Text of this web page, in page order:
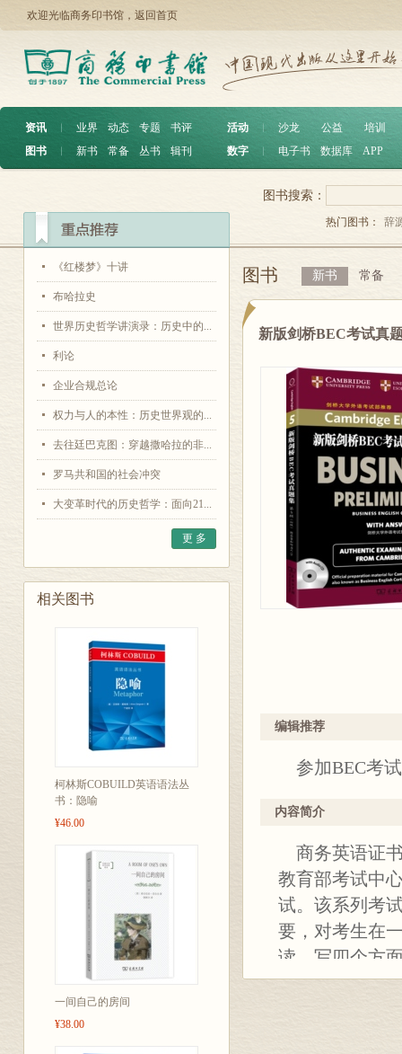
欢迎光临商务印书馆， 返回首页
资讯 ︱ 业界 动态 专题
书评
图书
︱ 新书 常备 丛书 辑刊
活动 沙龙 公益
培训
数字
电子书 数据库 APP
《红楼梦》十讲
布哈拉史
世界历史哲学讲演录：历史中的...
利论
企业合规总论
权力与人的本性：历史世界观的...
去往廷巴克图：穿越撒哈拉的非...
罗马共和国的社会冲突
大变革时代的历史哲学：面向21...
更 多
相关图书
柯林斯COBUILD英语语法丛
书：隐喻
¥46.00
一间自己的房间
¥38.00
图书搜索：
热门图书： 辞
图书 新书 常备
新版剑桥BEC考试真
编辑推荐
参加BEC考
内容简介
商务英语证
教育部考试中
试。该系列考
要，对考生在
读、写四个方
试委员会颁发